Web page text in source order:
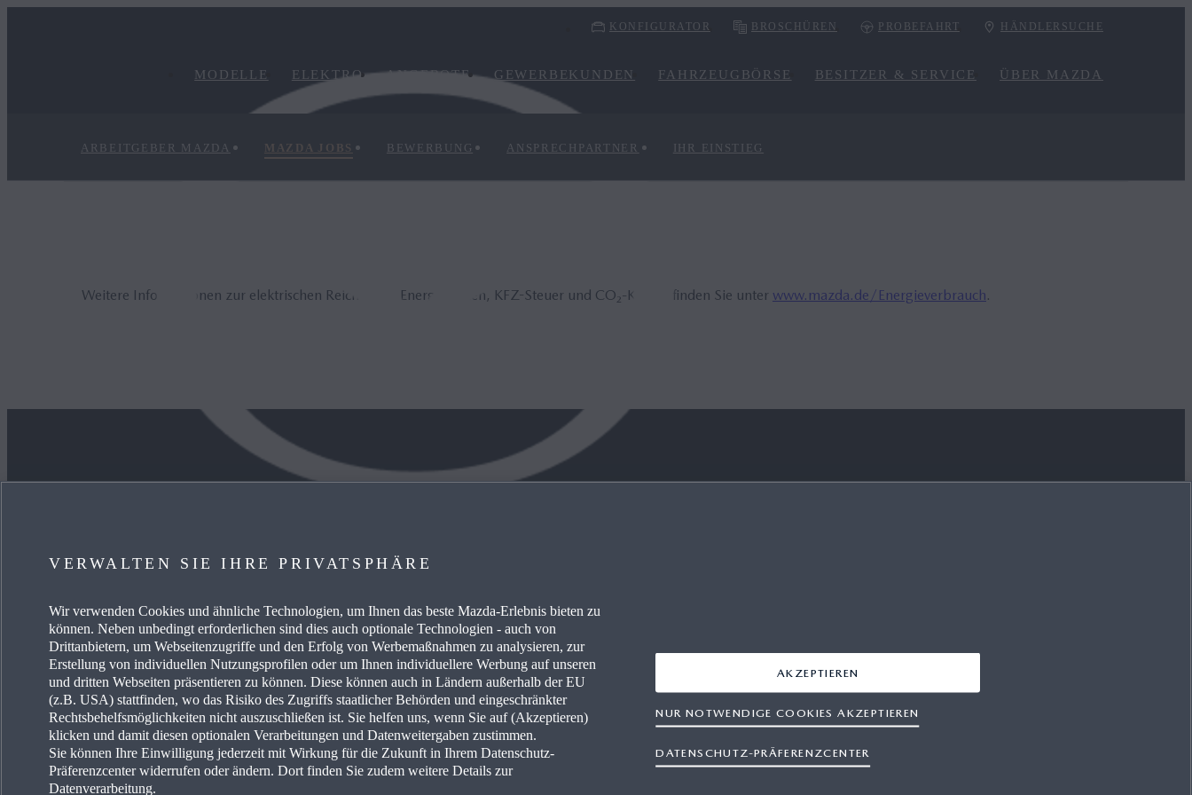
KONFIGURATOR BROSCHÜREN PROBEFAHRT HÄNDLERSUCHE
MODELLE ELEKTRO ANGEBOTE GEWERBEKUNDEN FAHRZEUGBÖRSE BESITZER & SERVICE ÜBER MAZDA
ARBEITGEBER MAZDA MAZDA JOBS BEWERBUNG ANSPRECHPARTNER IHR EINSTIEG
Weitere Informationen zur elektrischen Reichweite, Energiekosten, KFZ-Steuer und CO₂-Kosten finden Sie unter www.mazda.de/Energieverbrauch.
ANGEBOT PRIVAT
GEWERBEKUNDEN
VERFÜGBARE NEUWAGEN
SERVICE & ZUBEHÖR
KARRIERE / CAREERS
FREIE WERKSTÄTTEN
EVENTS
ENERGIEVERBRAUCH
INSTAGRAM
VERWALTEN SIE IHRE PRIVATSPHÄRE
Wir verwenden Cookies und ähnliche Technologien, um Ihnen das beste Mazda-Erlebnis bieten zu
können. Neben unbedingt erforderlichen sind dies auch optionale Technologien - auch von
Drittanbietern, um Webseitenzugriffe und den Erfolg von Werbemaßnahmen zu analysieren, zur
Erstellung von individuellen Nutzungsprofilen oder um Ihnen individuellere Werbung auf unseren
und dritten Webseiten präsentieren zu können. Diese können auch in Ländern außerhalb der EU
(z.B. USA) stattfinden, wo das Risiko des Zugriffs staatlicher Behörden und eingeschränkter
Rechtsbehelfsmöglichkeiten nicht auszuschließen ist. Sie helfen uns, wenn Sie auf (Akzeptieren)
klicken und damit diesen optionalen Verarbeitungen und Datenweitergaben zustimmen.
Sie können Ihre Einwilligung jederzeit mit Wirkung für die Zukunft in Ihrem Datenschutz-
Präferenzcenter widerrufen oder ändern. Dort finden Sie zudem weitere Details zur
Datenverarbeitung.
DATENSCHUTZ-PRÄFERENZCENTER
NUR NOTWENDIGE COOKIES AKZEPTIEREN
AKZEPTIEREN